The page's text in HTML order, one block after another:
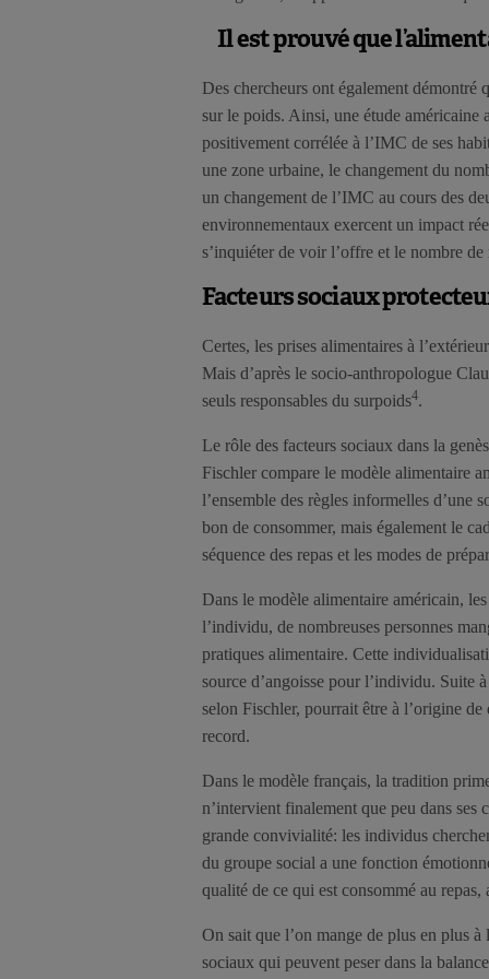
Il est prouvé que
Des chercheurs ont également démontré
sur le poids. Ainsi, une étude américaine
positivement corrélée à l’IMC de ses
une zone urbaine, le changement du
un changement de l’IMC au cours des
environnementaux exercent un impact
s’inquiéter de voir l’offre et le nombre de
Facteurs sociaux
Certes, les prises alimentaires à
Mais d’après le socio-anthropologue
seuls responsables du surpoids4.
Le rôle des facteurs sociaux dans la
Fischler compare le modèle alimentaire
l’ensemble des règles informelles d’une
bon de consommer, mais également le
séquence des repas et les modes de
Dans le modèle alimentaire américain,
l’individu, de nombreuses personnes
pratiques alimentaire. Cette
source d’angoisse pour l’individu. Suite
selon Fischler, pourrait être à l’origine de
record.
Dans le modèle français, la tradition
n’intervient finalement que peu dans ses
grande convivialité: les individus
du groupe social a une fonction
qualité de ce qui est consommé au
On sait que l’on mange de plus en plus
sociaux qui peuvent peser dans la